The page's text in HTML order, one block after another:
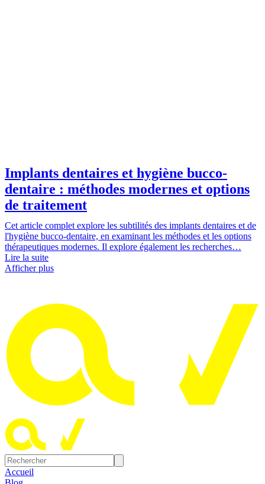
Implants dentaires et hygiène bucco-
dentaire : méthodes modernes et options
de traitement
Cet article complet explore les subtilités des implants dentaires et de
l'hygiène bucco-dentaire, en examinant les méthodes et les options
thérapeutiques modernes. Il explore également les recherches…
Lire la suite
Afficher plus
Accueil